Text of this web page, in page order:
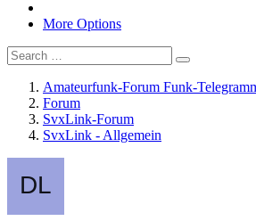
More Options
Amateurfunk-Forum Funk-
Forum
SvxLink-Forum
SvxLink - Allgemein